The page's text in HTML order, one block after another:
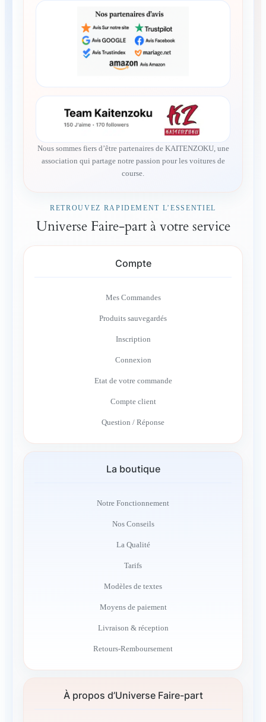
Nous sommes fiers d’être partenaires de KAITENZOKU, une
association qui partage notre passion pour les voitures de
course.
RETROUVEZ RAPIDEMENT L’ESSENTIEL
Universe Faire-part à votre service
Compte
Mes Commandes
Produits sauvegardés
Inscription
Connexion
Etat de votre commande
Compte client
Question / Réponse
La boutique
Notre Fonctionnement
Nos Conseils
La Qualité
Tarifs
Modèles de textes
Moyens de paiement
Livraison & réception
Retours-Remboursement
À propos d’Universe Faire-part